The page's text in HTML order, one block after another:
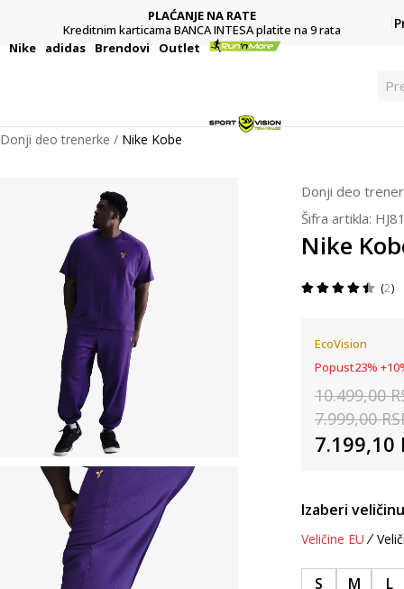
PLAĆANJE NA RATE
Kreditnim karticama BANCA INTESA platite na 9 rata
Nike adidas Brendovi Outlet
Donji deo trenerke Nike Kobe
Donji deo
Šifra artikla:
Nike
2
EcoVision
Popust23% +10
10.499,00
7.999,00
7.199,10
Izaberi
Veličine EU
S M L